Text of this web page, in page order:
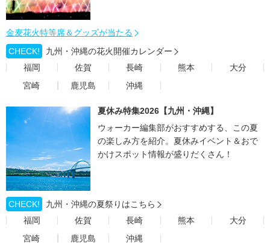
金麦花火特等席＆グッズが当たる
CHECK!
九州・沖縄の花火開催カレンダー
福岡
佐賀 長崎 熊本
大分
宮崎
鹿児島 沖縄
夏休み特集2026【九州・沖縄】
ウォーカー編集部がおすすめする、この夏
の楽しみ方を紹介。夏休みイベント＆おで
かけスポット情報が盛りだくさん！
CHECK!
九州・沖縄の夏祭りはこちら
福岡
佐賀 長崎 熊本
大分
宮崎
鹿児島 沖縄